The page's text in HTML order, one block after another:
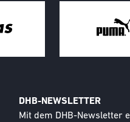
DHB-NEWSLETTER
Text
Mit dem DHB-Newsletter